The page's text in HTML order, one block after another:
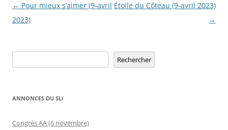
Navigation
des
← Pour mieux s’aimer (9-avril
2023)
Étoile du Côteau (9-avril 2023)
→
Rechercher
ANNONCES DU SLI
Congrès AA (6 novembre)